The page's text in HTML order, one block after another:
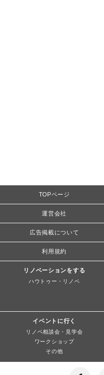
TOPページ
運営会社
広告掲載について
利用規約
リノベーションをする
ハウトゥー・リノベ
イベントに行く
リノベ相談会・見学会
ワークショップ
その他